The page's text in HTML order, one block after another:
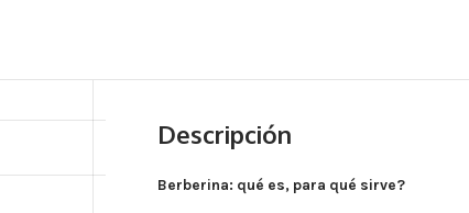
Descripción
Berberina: qué es, para qué sirve?